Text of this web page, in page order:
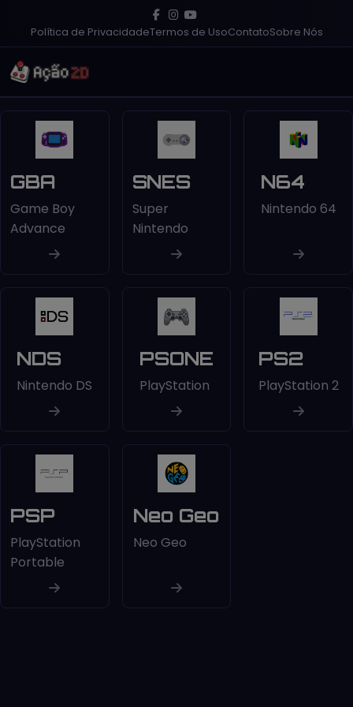
Política de PrivacidadeTermos de UsoContatoSobre Nós
GBA
Game Boy
Advance
SNES
Super
Nintendo
N64
Nintendo 64
NDS
Nintendo DS
PSONE
PlayStation
PS2
PlayStation 2
PSP
PlayStation
Portable
Neo Geo
Neo Geo